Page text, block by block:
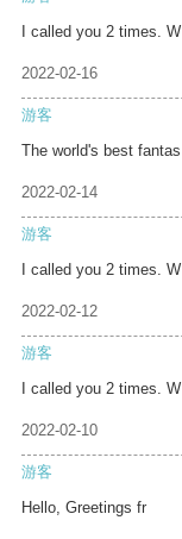
I called you 2 times. W
2022-02-16
游客
The world's best fantas
2022-02-14
游客
I called you 2 times. W
2022-02-12
游客
I called you 2 times. W
2022-02-10
游客
Hello, Greetings fr